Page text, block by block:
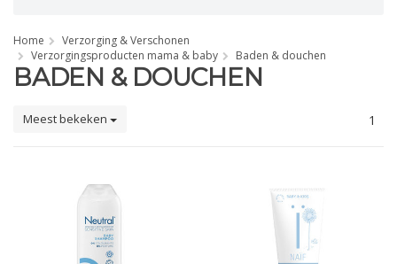
Home
Verzorging & Verschonen
Verzorgingsproducten mama & baby
Baden & douchen
BADEN & DOUCHEN
Meest bekeken 1